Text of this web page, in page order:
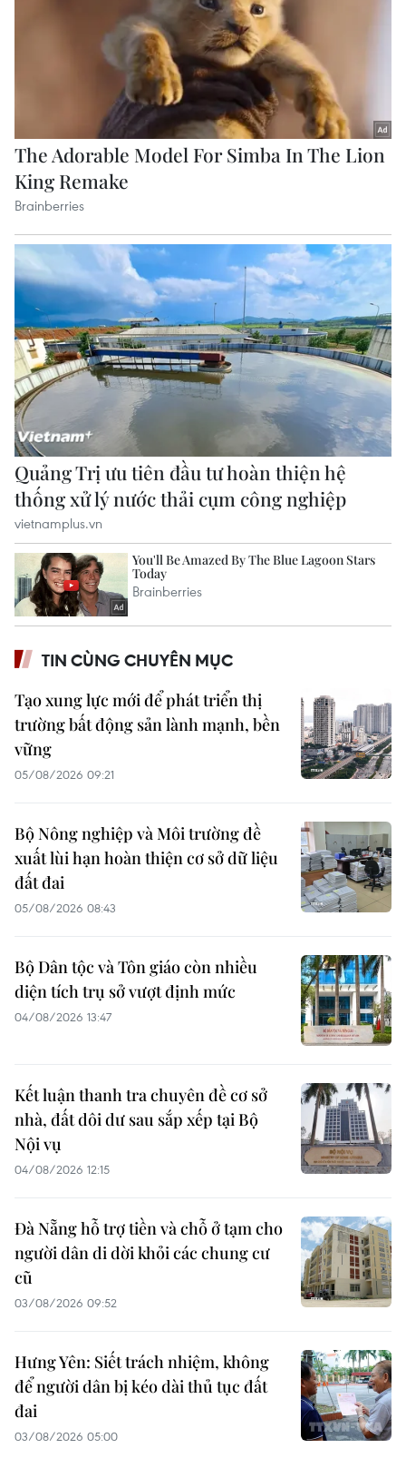
TIN CÙNG CHUYÊN MỤC
Tạo xung lực mới để phát triển thị
trường bất động sản lành mạnh, bền
vững
05/08/2026 09:21
Bộ Nông nghiệp và Môi trường đề
xuất lùi hạn hoàn thiện cơ sở dữ liệu
đất đai
05/08/2026 08:43
Bộ Dân tộc và Tôn giáo còn nhiều
diện tích trụ sở vượt định mức
04/08/2026 13:47
Kết luận thanh tra chuyên đề cơ sở
nhà, đất dôi dư sau sắp xếp tại Bộ
Nội vụ
04/08/2026 12:15
Đà Nẵng hỗ trợ tiền và chỗ ở tạm cho
người dân di dời khỏi các chung cư
cũ
03/08/2026 09:52
Hưng Yên: Siết trách nhiệm, không
để người dân bị kéo dài thủ tục đất
đai
03/08/2026 05:00